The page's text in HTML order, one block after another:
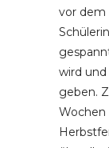
vor dem
wird
geben.
Wochen